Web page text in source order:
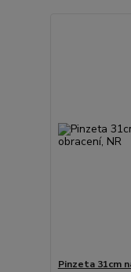
Pinzeta 31cm